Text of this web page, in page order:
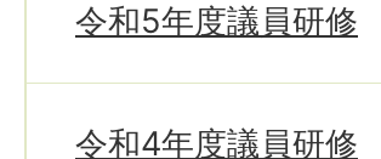
令和5年度議員研修
令和4年度議員研修